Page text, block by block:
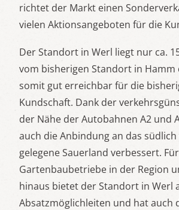
richtet der Markt einen
vielen Aktionsangeboten für die
Der Standort in Werl liegt nur ca.
vom bisherigen Standort in
somit gut erreichbar für die
Kundschaft. Dank der
der Nähe der Autobahnen A2 und
auch die Anbindung an das südlich
gelegene Sauerland verbessert.
Gartenbaubetriebe in der Region
hinaus bietet der Standort in Werl
Absatzmöglichleiten und hat auch